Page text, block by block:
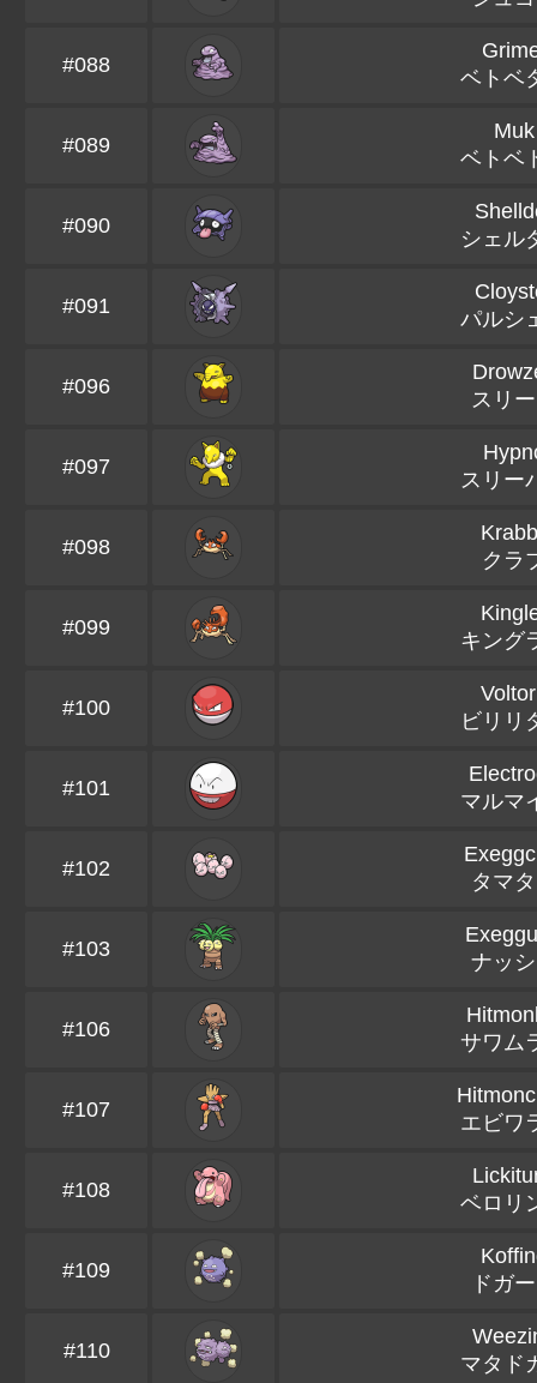
#088
ベトベ
#089
Muk
ベトベ
#090
シェル
#091
パルシ
#096
スリ
#097
スリー
#098
クラ
#099
キング
#100
ビリリ
#101
マルマ
#102
タマ
#103
ナッ
#106
サワム
#107
エビワ
#108
ベロリ
#109
ドガ
#110
マタド